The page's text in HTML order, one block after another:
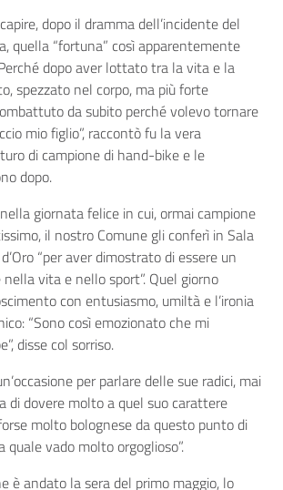
dopo il dramma dell’incidente del
quella “fortuna” così apparentemente
dopo aver lottato tra la vita e la
spezzato nel corpo, ma più forte
da subito perché volevo tornare
mio figlio”, raccontò fu la vera
di campione di hand-bike e le
dopo.
giornata felice in cui, ormai campione
il nostro Comune gli conferì in Sala
“per aver dimostrato di essere un
vita e nello sport”. Quel giorno
con entusiasmo, umiltà e l’ironia
“Sono così emozionato che mi
disse col sorriso.
per parlare delle sue radici, mai
di dovere molto a quel suo carattere
molto bolognese da questo punto di
quale vado molto orgoglioso”.
è andato la sera del primo maggio, lo